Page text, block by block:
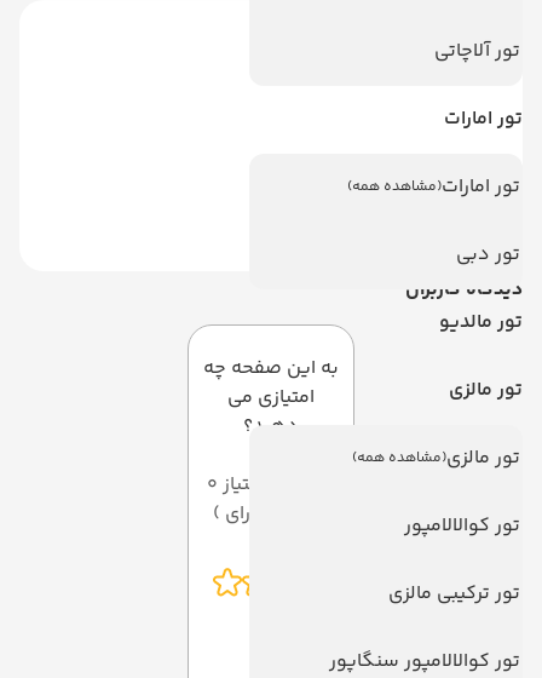
تور آلاچاتی
تور امارات
تور امارات(مشاهده همه)
تور دبی
تور مالدیو
تور مالزی
تور مالزی(مشاهده همه)
تور کوالالامپور
تور ترکیبی مالزی
تور کوالالامپور سنگاپور
دیدگاه کاربران
به این صفحه چه
امتیازی می
دهید؟
میانگین امتیاز 0